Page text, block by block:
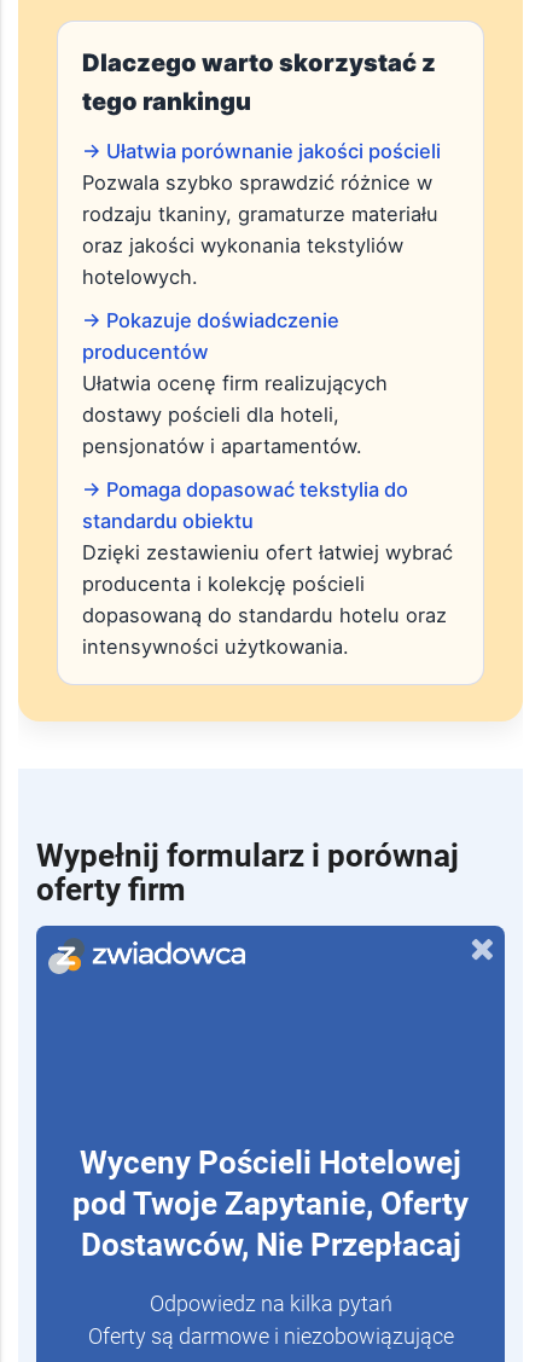
Dlaczego warto skorzystać z
→ Ułatwia porównanie jakości pościeli
Pozwala szybko sprawdzić różnice w
rodzaju tkaniny, gramaturze materiału
oraz jakości wykonania tekstyliów
→ Pokazuje doświadczenie
producentów
Ułatwia ocenę firm realizujących
dostawy pościeli dla hoteli,
→ Pomaga dopasować tekstylia do
standardu obiektu
Dzięki zestawieniu ofert łatwiej wybrać
producenta i kolekcję pościeli
dopasowaną do standardu hotelu oraz
Wypełnij formularz i porównaj
oferty firm
Wyceny Pościeli Hotelowej
pod Twoje Zapytanie, Oferty
Dostawców, Nie Przepłacaj
Odpowiedz na kilka pytań